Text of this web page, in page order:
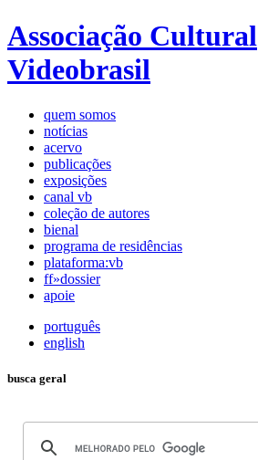
Associação Cultural
Videobrasil
quem somos
notícias
acervo
publicações
exposições
canal vb
coleção de autores
bienal
programa de residências
plataforma:vb
ff»dossier
apoie
português
english
busca geral